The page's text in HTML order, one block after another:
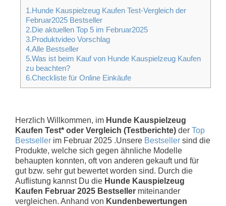
1.Hunde Kauspielzeug Kaufen Test-Vergleich der
Februar2025 Bestseller
2.Die aktuellen Top 5 im Februar2025
3.Produktvideo Vorschlag
4.Alle Bestseller
5.Was ist beim Kauf von Hunde Kauspielzeug Kaufen
zu beachten?
6.Checkliste für Online Einkäufe
Herzlich Willkommen, im Hunde Kauspielzeug
Kaufen Test* oder Vergleich (Testberichte) der Top
Bestseller im Februar 2025 .Unsere Bestseller sind die
Produkte, welche sich gegen ähnliche Modelle
behaupten konnten, oft von anderen gekauft und für
gut bzw. sehr gut bewertet worden sind. Durch die
Auflistung kannst Du die Hunde Kauspielzeug
Kaufen Februar 2025 Bestseller miteinander
vergleichen. Anhand von Kundenbewertungen